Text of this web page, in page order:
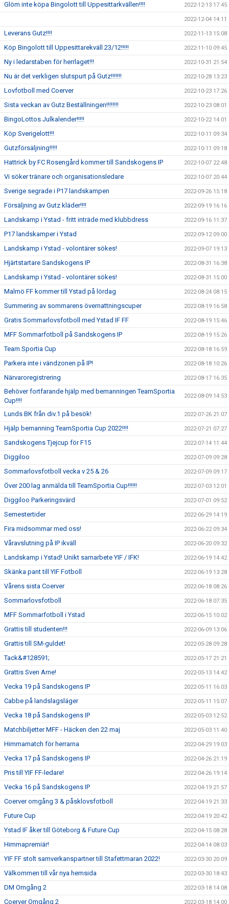
Glöm inte köpa Bingolott till Uppesittarkvällen!!!! 2022-12-13 17:45
2022-12-04 14:11
Leverans Gutz!!!! 2022-11-13 15:08
Köp Bingolott till Uppesittarekväll 23/12!!!!! 2022-11-10 09:45
Ny i ledarstaben för herrlaget!!! 2022-10-31 21:54
Nu är det verkligen slutspurt på Gutz!!!!!!! 2022-10-28 13:23
Lovfotboll med Coerver 2022-10-23 17:26
Sista veckan av Gutz Beställningen!!!!!!!! 2022-10-23 08:01
BingoLottos Julkalender!!!!! 2022-10-22 14:01
Köp Sverigelott!!! 2022-10-11 09:34
Gutzförsäljning!!!!! 2022-10-11 09:18
Hattrick by FC Rosengård kommer till Sandskogens IP 2022-10-07 22:48
Vi söker tränare och organisationsledare 2022-10-07 20:44
Sverige segrade i P17 landskampen 2022-09-26 15:18
Försäljning av Gutz kläder!!!! 2022-09-19 16:16
Landskamp i Ystad - fritt inträde med klubbdress 2022-09-16 11:37
P17 landskamper i Ystad 2022-09-12 09:00
Landskamp i Ystad - volontärer sökes! 2022-09-07 19:13
Hjärtstartare Sandskogens IP 2022-08-31 16:38
Landskamp i Ystad - volontärer sökes! 2022-08-31 15:00
Malmö FF kommer till Ystad på lördag 2022-08-24 08:15
Summering av sommarens övernattningscuper 2022-08-19 16:58
Gratis Sommarlovsfotboll med Ystad IF FF 2022-08-19 15:46
MFF Sommarfotboll på Sandskogens IP 2022-08-19 15:26
Team Sportia Cup 2022-08-18 16:59
Parkera inte i vändzonen på IP! 2022-08-18 10:26
Närvaroregistrering 2022-08-17 16:35
Behöver fortfarande hjälp med bemanningen TeamSportia
Cup!!!!
2022-08-09 14:53
Lunds BK från div.1 på besök! 2022-07-26 21:07
Hjälp bemanning TeamSportia Cup 2022!!!! 2022-07-21 07:27
Sandskogens Tjejcup för F15 2022-07-14 11:44
Diggiloo 2022-07-09 09:28
Sommarlovsfotboll vecka v 25 & 26 2022-07-09 09:17
Över 200 lag anmälda till TeamSportia Cup!!!!!! 2022-07-03 12:01
Diggiloo Parkeringsvärd 2022-07-01 09:52
Semestertider 2022-06-29 14:19
Fira midsommar med oss! 2022-06-22 09:34
Våravslutning på IP ikväll 2022-06-20 09:32
Landskamp i Ystad! Unikt samarbete YIF / IFK! 2022-06-19 14:42
Skänka pant till YIF Fotboll 2022-06-19 13:28
Vårens sista Coerver 2022-06-18 08:26
Sommarlovsfotboll 2022-06-18 07:35
MFF Sommarfotboll i Ystad 2022-06-15 10:02
Grattis till studenten!!! 2022-06-09 13:06
Grattis till SM-guldet! 2022-05-28 09:28
Tack&#128591; 2022-05-17 21:21
Grattis Sven Arne! 2022-05-13 14:42
Vecka 19 på Sandskogens IP 2022-05-11 16:03
Cabbe på landslagsläger 2022-05-11 15:07
Vecka 18 på Sandskogens IP 2022-05-03 12:52
Matchbiljetter MFF - Häcken den 22 maj 2022-05-03 11:40
Himmamatch för herrarna 2022-04-29 19:03
Vecka 17 på Sandskogens IP 2022-04-26 21:19
Pris till YIF FF-ledare! 2022-04-26 19:14
Vecka 16 på Sandskogens IP 2022-04-19 21:57
Coerver omgång 3 & påsklovsfotboll 2022-04-19 21:33
Future Cup 2022-04-19 20:42
Ystad IF åker till Göteborg & Future Cup 2022-04-15 08:28
Himmapremiär! 2022-04-14 08:03
YIF FF stolt samverkanspartner till Stafettmaran 2022! 2022-03-30 20:09
Välkommen till vår nya hemsida 2022-03-30 18:43
DM Omgång 2 2022-03-18 14:08
Coerver Omgång 2 2022-03-18 14:00